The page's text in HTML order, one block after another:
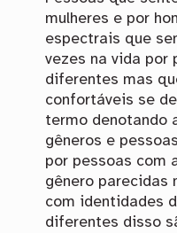
mulheres e por
espectrais que
vezes na vida por
diferentes mas
confortáveis se
termo denotando
gêneros e
por pessoas com
gênero parecidas
com identidades
diferentes disso